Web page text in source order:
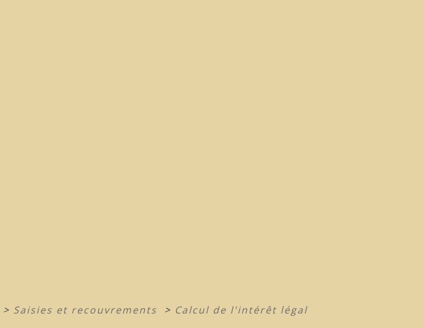
> Saisies et recouvrements > Calcul de l'intérêt légal